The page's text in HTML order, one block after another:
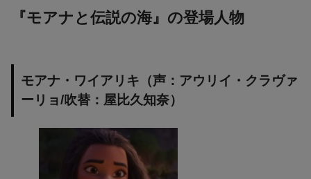
『モアナと伝説の海』の登場人物
モアナ・ワイアリキ（声：アウリイ・クラヴァ
ーリョ/吹替：屋比久知奈）